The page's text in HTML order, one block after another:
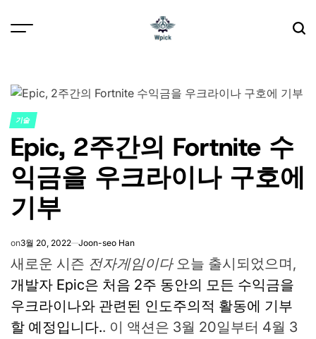
POSTED
IN
기술
Epic, 2주간의 Fortnite 수
익금을 우크라이나 구호에
기부
on3월 20, 2022 Joon-seo Han
새로운 시즌 전자게임이다오늘 출시되었으며,
개발자 Epic은 처음 2주 동안의 모든 수익금을
우크라이나와 관련된 인도주의적 활동에 기부
할 예정입니다.. 이 액션은 3월 20일부터 4월 3